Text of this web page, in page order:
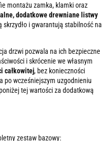
montażu zamka, klamki oraz
dodatkowe drewniane listwy
skrzydło i gwarantują stabilność na
drzwi pozwala na ich bezpieczne
i skrócenie we własnym
całkowitej, bez konieczności
po wcześniejszym uzgodnieniu
tej wartości za dodatkową
zestaw bazowy: